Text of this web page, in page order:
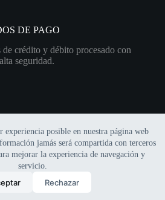
experiencia posible en nuestra página web
jamás será compartida con terceros
mejorar la experiencia de navegación y
servicio.
Rechazar
DE PAGO
de crédito y débito procesado con
seguridad.
| Sitio web financiado por el
Hostinger"
Carrito